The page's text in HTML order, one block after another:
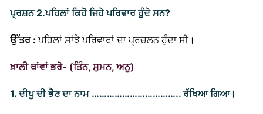
ਪ੍ਰਸ਼ਨ 2.ਪਹਿਲਾਂ ਕਿਹੋ ਜਿਹੇ ਪਰਿਵਾਰ ਹੁੰਦੇ ਸਨ?
ਉੱਤਰ :ਪਹਿਲਾਂ ਸਾਂਝੇ ਪਰਿਵਾਰਾਂ ਦਾ ਪ੍ਰਚਲਨ ਹੁੰਦਾ ਸੀ।
ਖ਼ਾਲੀ ਥਾਂਵਾਂ ਭਰੋ- (ਤਿੰਨ, ਸੁਮਨ, ਅਨੂ)
1. ਦੀਪੂ ਦੀ ਭੈਣ ਦਾ ਨਾਮ …………………………….. ਰੱਖਿਆ ਗਿਆ।